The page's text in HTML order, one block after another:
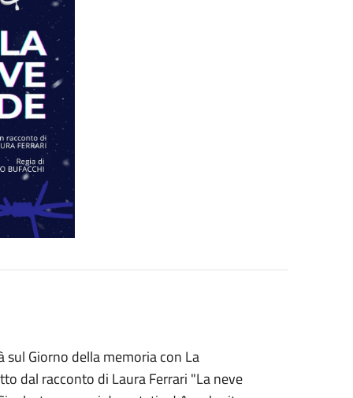
sul Giorno della memoria con La
dal racconto di Laura Ferrari "La neve